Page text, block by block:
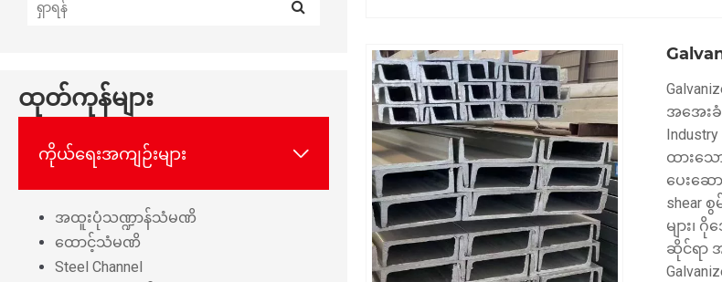
ထုတ်ကုန်များ
ကိုယ်ရေးအကျဉ်းများ 
အထူးပုံသဏ္ဍာန်သံမဏိ
ထောင့်သံမဏိ
Steel Channel
အအေးခံ
ထားသေ
ပေးဆ
shear
များ၊
ဆိုင်ရာ